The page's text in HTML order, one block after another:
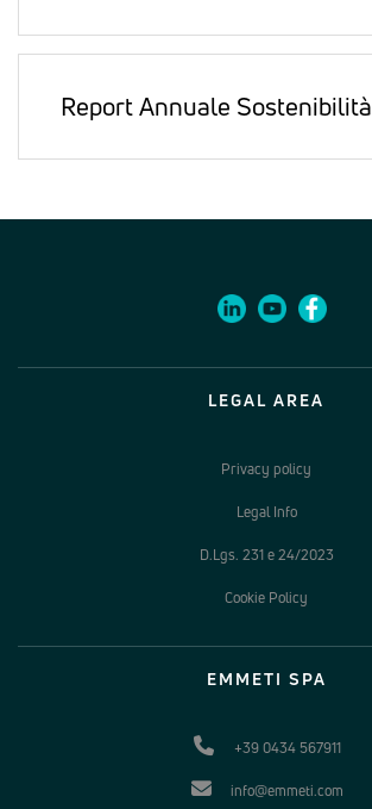
Report Annuale Sostenibilità
LEGAL AREA
Privacy policy
Legal Info
D.Lgs. 231 e 24/2023
Cookie Policy
EMMETI SPA
+39 0434 567911
info@emmeti.com